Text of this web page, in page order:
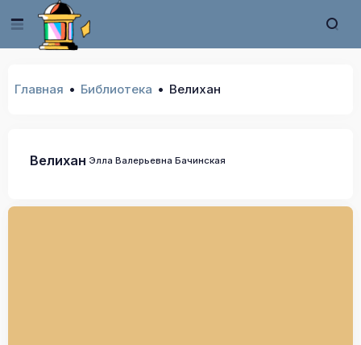
Главная Библиотека Велихан
Велихан Элла Валерьевна Бачинская